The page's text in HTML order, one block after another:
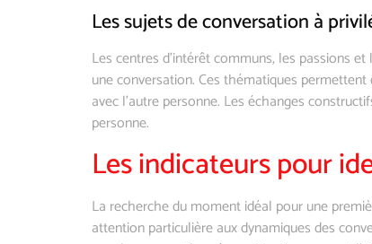
Les sujets de conversation à
Les centres d’intérêt communs, les passions
une conversation. Ces thématiques
avec l’autre personne. Les échanges
personne.
Les indicateurs pour
La recherche du moment idéal pour une
attention particulière aux dynamiques des